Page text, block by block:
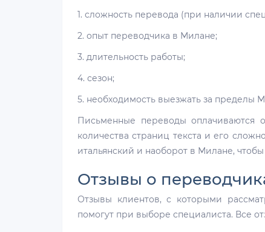
1. сложность перевода (при наличии
2. опыт переводчика в Милане;
3. длительность работы;
4. сезон;
5. необходимость выезжать за пределы
Письменные переводы оплачиваются
количества страниц текста и его
итальянский и наоборот в Милане,
Отзывы о
Отзывы клиентов, с которыми
помогут при выборе специалиста. Все